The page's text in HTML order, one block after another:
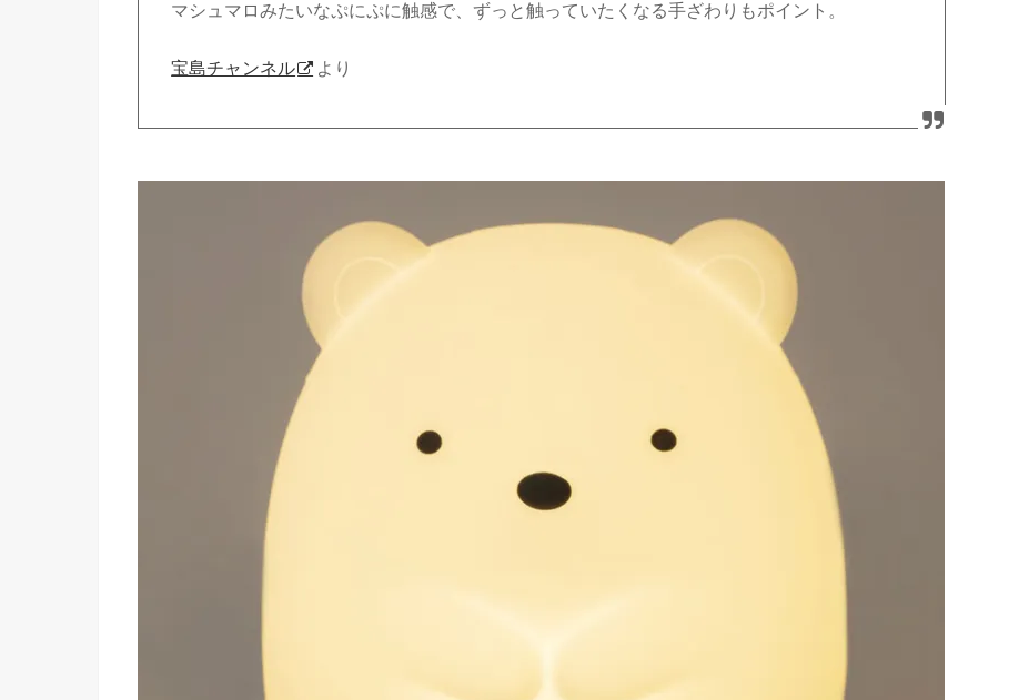
マシュマロみたいなぷにぷに触感で、ずっと触っていたくなる手ざわりもポイント。
宝島チャンネル より